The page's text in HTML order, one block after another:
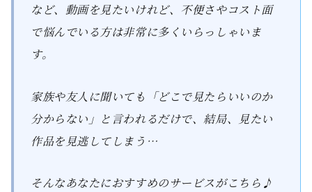
など、動画を見たいけれど、不便さやコスト面
で悩んでいる方は非常に多くいらっしゃいま
す。
家族や友人に聞いても「どこで見たらいいのか
分からない」と言われるだけで、結局、見たい
作品を見逃してしまう…
そんなあなたにおすすめのサービスがこちら♪